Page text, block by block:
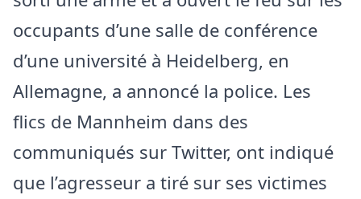
occupants d’une salle de conférence
d’une université à Heidelberg, en
Allemagne, a annoncé la police. Les
flics de Mannheim dans des
communiqués sur Twitter, ont indiqué
que l’agresseur a tiré sur ses victimes